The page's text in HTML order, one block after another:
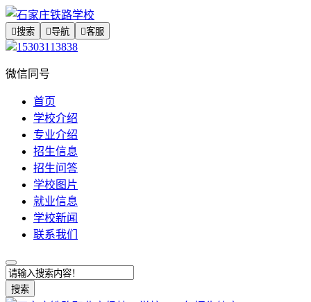
搜索 导航 客服
15303113838
微信同号
首页
学校介绍
专业介绍
招生信息
招生问答
学校图片
就业信息
学校新闻
联系我们
搜索